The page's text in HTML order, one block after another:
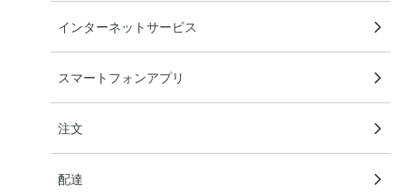
インターネットサービス
スマートフォンアプリ
注文
配達